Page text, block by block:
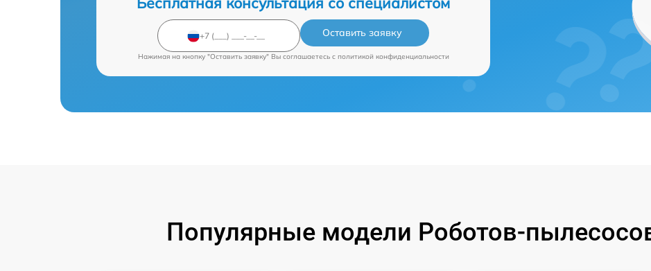
Оставить заявку
Нажимая на кнопку "Оставить заявку" Вы соглашаетесь c политикой конфиденциальности
Популярные модели Роботов-